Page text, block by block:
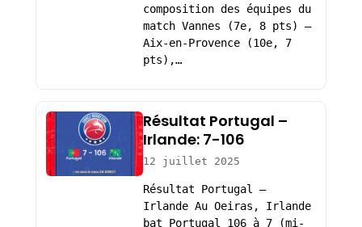
composition des équipes du
match Vannes (7e, 8 pts) –
Aix-en-Provence (10e, 7
pts),…
Résultat Portugal –
Irlande: 7-106
12 juillet 2025
Résultat Portugal –
Irlande Au Oeiras, Irlande
bat Portugal 106 à 7 (mi-